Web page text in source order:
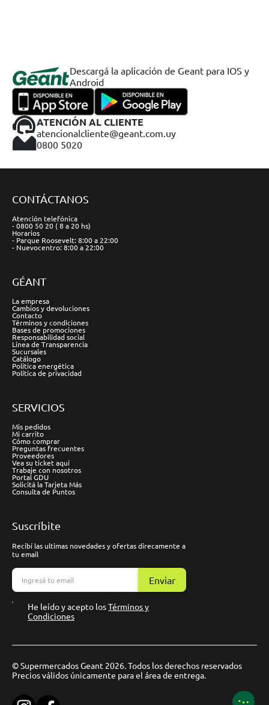
Descargá la aplicación de Geant para IOS y
Android
ATENCIÓN AL CLIENTE
atencionalcliente@geant.com.uy
0800 5020
CONTÁCTANOS
Atención telefónica
- 0800 50 20 ( 8 a 20 hs)
Horarios
- Parque Roosevelt: 8:00 a 22:00
- Nuevocentro: 8:00 a 22:00
GÉANT
La empresa
Cambios y devoluciones
Contacto
Términos y condiciones
Bases de promociones
Responsabilidad social
Línea de Transparencia
Sucursales
Catálogo
Política energética
Política de privacidad
SERVICIOS
Mis pedidos
Mi carrito
Cómo comprar
Preguntas frecuentes
Proveedores
Vea su ticket aquí
Trabaje con nosotros
Portal GDU
Solicitá la Tarjeta Más
Consulta de Puntos
Suscríbite
Recibí las ultimas novedades y ofertas direcamente a
tu email
Enviar
He leído y acepto losTérminos y
Condiciones
© Supermercados Geant 2026. Todos los derechos reservados
Precios válidos únicamente para el área de entrega.